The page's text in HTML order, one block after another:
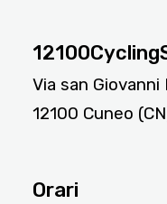
Via san Giovanni
12100 Cuneo
Orari